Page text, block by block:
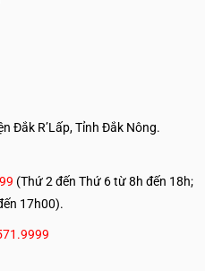
Đắk R’Lấp, Tỉnh Đắk Nông.
(Thứ 2 đến Thứ 6 từ 8h đến 18h;
17h00).